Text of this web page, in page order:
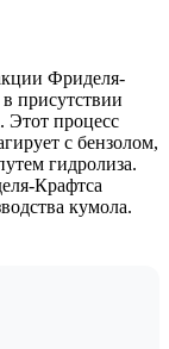
Фриделя-
присутствии
Этот процесс
с бензолом,
гидролиза.
Крафтса
кумола.